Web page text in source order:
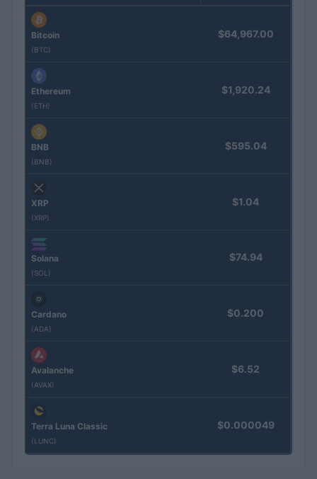
Bitcoin
(BTC)
$64,967.00
Ethereum
(ETH)
$1,920.24
BNB
(BNB)
$595.04
XRP
(XRP)
$1.04
Solana
(SOL)
$74.94
Cardano
(ADA)
$0.200
Avalanche
(AVAX)
$6.52
Terra Luna Classic
(LUNC)
$0.000049